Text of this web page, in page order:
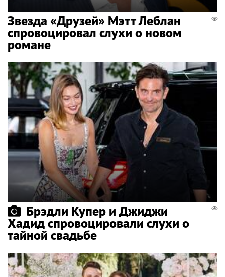
Звезда «Друзей» Мэтт Леблан
спровоцировал слухи о новом
романе
Брэдли Купер и Джиджи
Хадид спровоцировали слухи о
тайной свадьбе